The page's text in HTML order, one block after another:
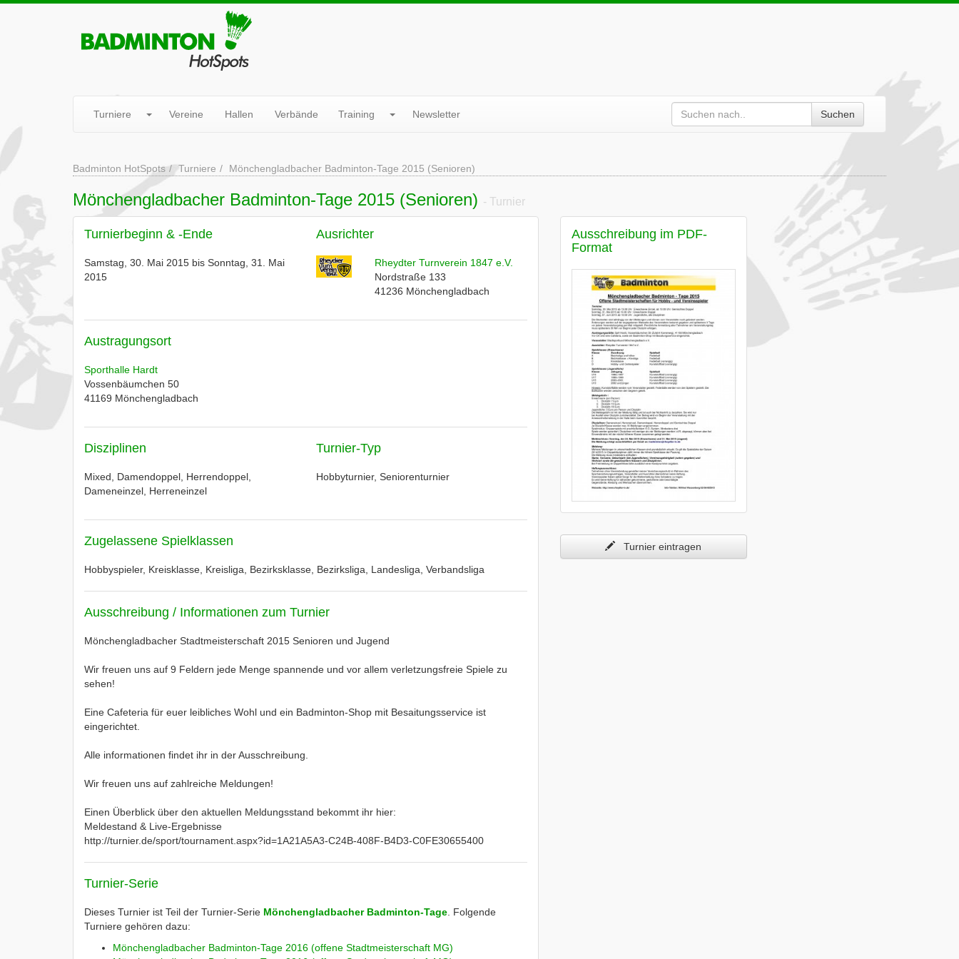
Turniere Vereine Hallen Verbände Training Newsletter Suchen
Badminton HotSpots Turniere Mönchengladbacher Badminton-Tage 2015 (Senioren)
Mönchengladbacher Badminton-Tage 2015 (Senioren) - Turnier
Turnierbeginn & -Ende
Samstag, 30. Mai 2015 bis Sonntag, 31. Mai
2015
Ausrichter
Rheydter Turnverein 1847 e.V.
Nordstraße 133
41236 Mönchengladbach
Austragungsort
Sporthalle Hardt
Vossenbäumchen 50
41169 Mönchengladbach
Disziplinen
Mixed, Damendoppel, Herrendoppel,
Dameneinzel, Herreneinzel
Turnier-Typ
Hobbyturnier, Seniorenturnier
Zugelassene Spielklassen
Hobbyspieler, Kreisklasse, Kreisliga, Bezirksklasse, Bezirksliga, Landesliga, Verbandsliga
Ausschreibung / Informationen zum Turnier
Mönchengladbacher Stadtmeisterschaft 2015 Senioren und Jugend
Wir freuen uns auf 9 Feldern jede Menge spannende und vor allem verletzungsfreie Spiele zu
sehen!
Eine Cafeteria für euer leibliches Wohl und ein Badminton-Shop mit Besaitungsservice ist
eingerichtet.
Alle informationen findet ihr in der Ausschreibung.
Wir freuen uns auf zahlreiche Meldungen!
Einen Überblick über den aktuellen Meldungsstand bekommt ihr hier:
Meldestand & Live-Ergebnisse
http://turnier.de/sport/tournament.aspx?id=1A21A5A3-C24B-408F-B4D3-C0FE30655400
Turnier-Serie
Dieses Turnier ist Teil der Turnier-Serie Mönchengladbacher Badminton-Tage . Folgende
Turniere gehören dazu:
Mönchengladbacher Badminton-Tage 2016 (offene Stadtmeisterschaft MG)
Ausschreibung im PDF-
Format
Turnier eintragen